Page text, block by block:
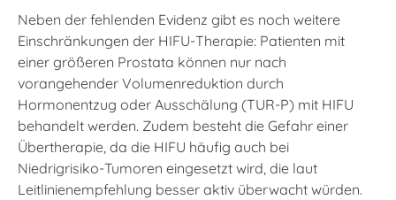
Neben der fehlenden Evidenz gibt es noch weitere
Einschränkungen der HIFU-Therapie: Patienten mit
einer größeren Prostata können nur nach
vorangehender Volumenreduktion durch
Hormonentzug oder Ausschälung (TUR-P) mit HIFU
behandelt werden. Zudem besteht die Gefahr einer
Übertherapie, da die HIFU häufig auch bei
Niedrigrisiko-Tumoren eingesetzt wird, die laut
Leitlinienempfehlung besser aktiv überwacht würden.